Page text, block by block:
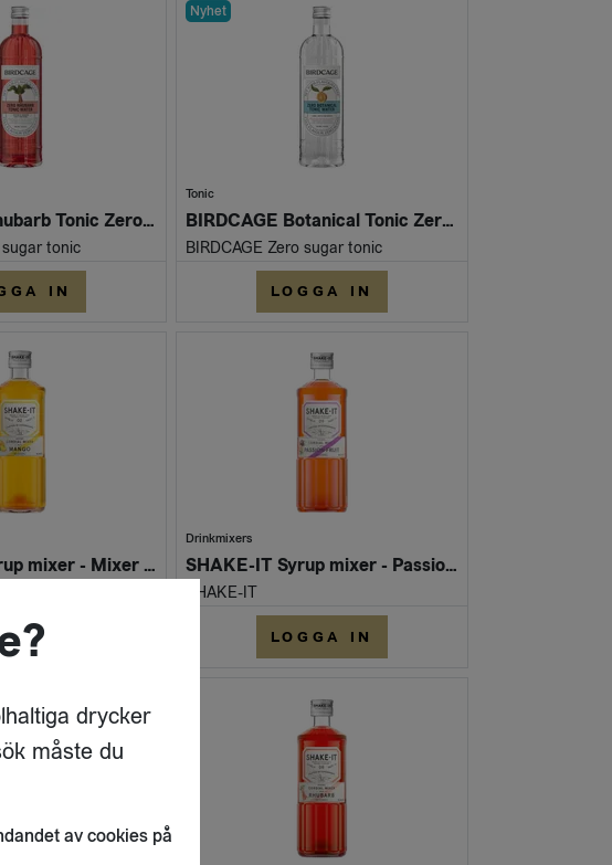
BIRDCAGE Rhubarb Tonic Zero sugar 50 cl
sugar tonic
IN
Nyhet
Tonic
BIRDCAGE Botanical Tonic Zero sugar 50 cl
BIRDCAGE Zero sugar tonic
LOGGA IN
SHAKE-IT Syrup mixer - Mixer Mango (Flaska 500 ml)
IN
Drinkmixers
SHAKE-IT Syrup mixer - Passion Fruit (Flaska 500 ml)
SHAKE-IT
LOGGA IN
drycker
måste du
av cookies på